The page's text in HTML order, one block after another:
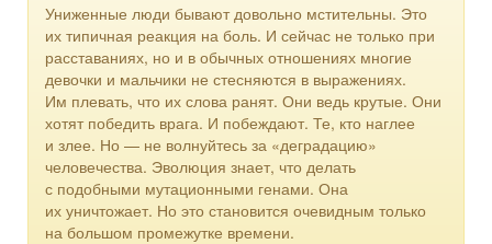
Униженные люди бывают довольно мстительны. Это
их типичная реакция на боль. И сейчас не только при
расставаниях, но и в обычных отношениях многие
девочки и мальчики не стесняются в выражениях.
Им плевать, что их слова ранят. Они ведь крутые. Они
хотят победить врага. И побеждают. Те, кто наглее
и злее. Но — не волнуйтесь за «деградацию»
человечества. Эволюция знает, что делать
с подобными мутационными генами. Она
их уничтожает. Но это становится очевидным только
на большом промежутке времени.